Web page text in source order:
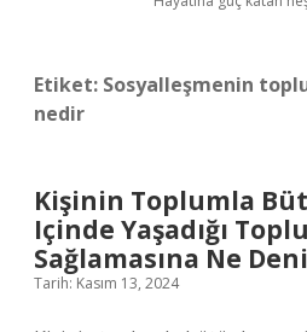
Etiket: Sosyalleşmenin
nedir
Kişinin Toplumla
Içinde Yaşadığı
Sağlamasına Ne
Tarih: Kasım 13, 2024